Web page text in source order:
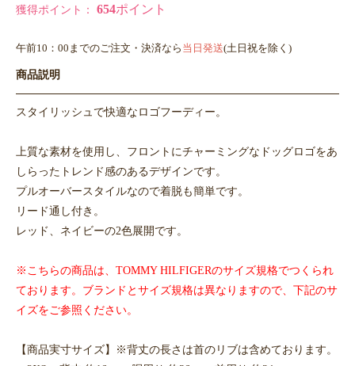
獲得ポイント： 654ポイント
午前10：00までのご注文・決済なら 当日発送(土日祝を除く)
商品説明
スタイリッシュで快適なロゴフーディー。
上質な素材を使用し、フロントにチャーミングなドッグロゴをあ
しらったトレンド感のあるデザインです。
プルオーバースタイルなので着脱も簡単です。
リード通し付き。
レッド、ネイビーの2色展開です。
※こちらの商品は、TOMMY HILFIGERのサイズ規格でつくられ
ております。ブランドとサイズ規格は異なりますので、下記のサ
イズをご参照ください。
【商品実寸サイズ】※背丈の長さは首のリブは含めております。